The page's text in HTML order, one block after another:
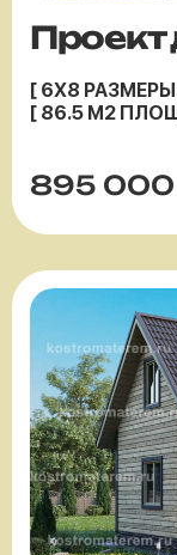
[ 6X8
[ 86.5 М2
895